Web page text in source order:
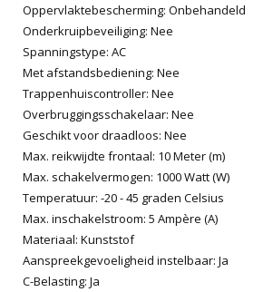
Oppervlaktebescherming: Onbehandeld
Onderkruipbeveiliging: Nee
Spanningstype: AC
Met afstandsbediening: Nee
Trappenhuiscontroller: Nee
Overbruggingsschakelaar: Nee
Geschikt voor draadloos: Nee
Max. reikwijdte frontaal: 10 Meter (m)
Max. schakelvermogen: 1000 Watt (W)
Temperatuur: -20 - 45 graden Celsius
Max. inschakelstroom: 5 Ampère (A)
Materiaal: Kunststof
Aanspreekgevoeligheid instelbaar: Ja
C-Belasting: Ja